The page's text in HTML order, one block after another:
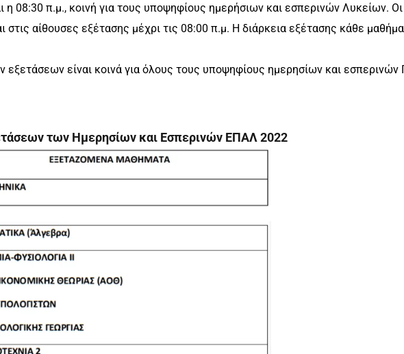
η 08:30 π.μ., κοινή για τους υποψηφίους ημερήσιων και εσπερινών Λυκείων. Οι
στις αίθουσες εξέτασης μέχρι τις 08:00 π.μ. Η διάρκεια εξέτασης κάθε
εξετάσεων είναι κοινά για όλους τους υποψηφίους ημερησίων και εσπερινών
των Ημερησίων και Εσπερινών ΕΠΑΛ 2022